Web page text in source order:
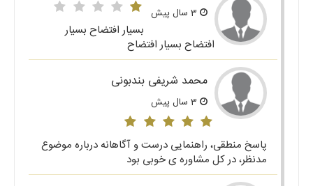
بسیار افتضاح بسیار
افتضاح بسیار افتضاح
محمد شریفی بندبونی
پاسخ منطقی، راهنمایی درست و آگاهانه درباره موضوع
مدنظر، در کل مشاوره ی خوبی بود